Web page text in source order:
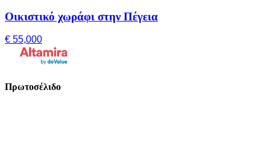
Οικιστικό χωράφι στην Πέγεια
€ 55,000
Πρωτοσέλιδο